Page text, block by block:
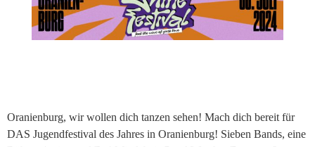
Oranienburg, wir wollen dich tanzen sehen! Mach dich bereit für
DAS Jugendfestival des Jahres in Oranienburg! Sieben Bands, eine